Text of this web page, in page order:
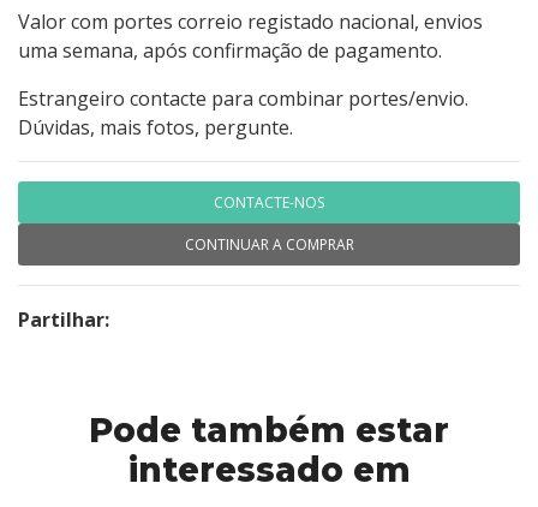
Valor com portes correio registado nacional, envios
uma semana, após confirmação de pagamento.
Estrangeiro contacte para combinar portes/envio.
Dúvidas, mais fotos, pergunte.
CONTACTE-NOS
CONTINUAR A COMPRAR
Partilhar:
Pode também estar
interessado em